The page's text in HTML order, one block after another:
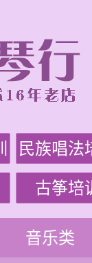
民族唱法
古筝培
音乐类